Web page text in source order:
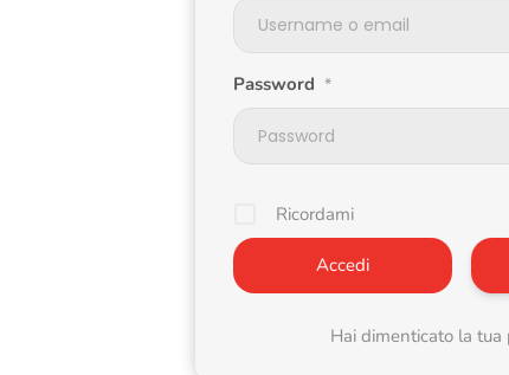
Password *
Ricordami
Hai dimenticato la tua